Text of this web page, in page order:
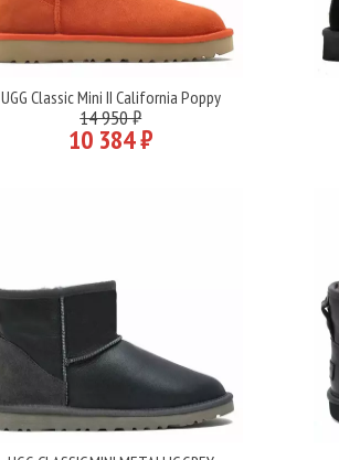
Подробнее
UGG Classic Mini II California Poppy
14 950 ₽
10 384 ₽